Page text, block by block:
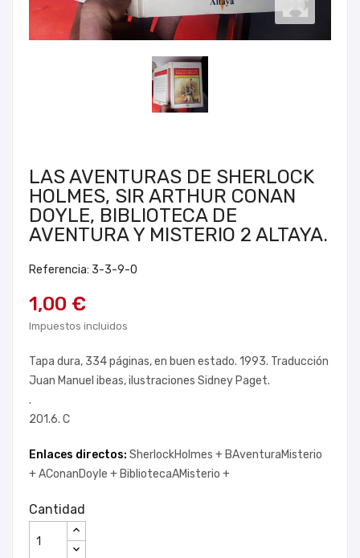
LAS AVENTURAS DE SHERLOCK
HOLMES, SIR ARTHUR CONAN
DOYLE, BIBLIOTECA DE
AVENTURA Y MISTERIO 2 ALTAYA.
Referencia: 3-3-9-0
1,00 €
Impuestos incluidos
Tapa dura, 334 páginas, en buen estado. 1993. Traducción
Juan Manuel ibeas, ilustraciones Sidney Paget.
.
201.6. C
Enlaces directos: SherlockHolmes + BAventuraMisterio
+AConanDoyle + BibliotecaAMisterio +
Cantidad